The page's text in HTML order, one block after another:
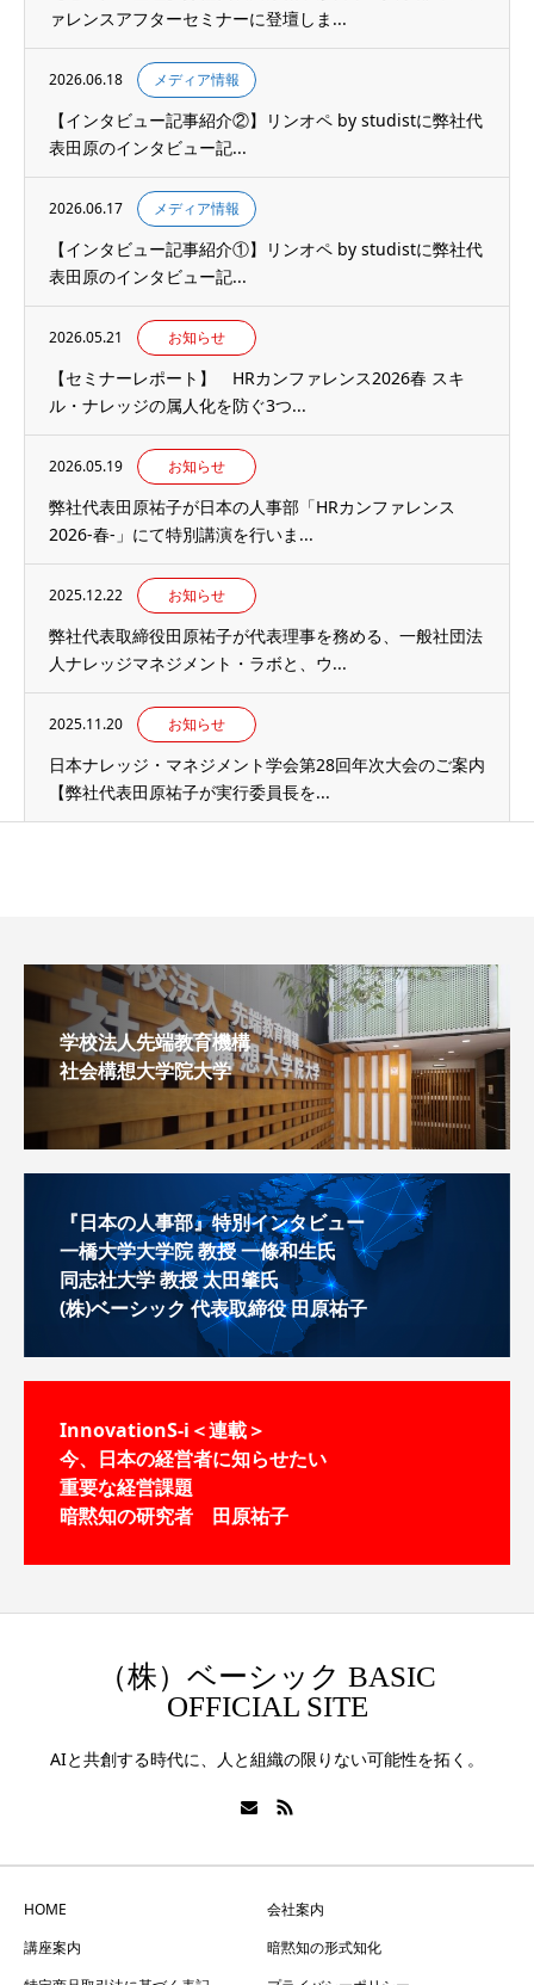
ァレンスアフターセミナーに登壇しま...
2026.06.18 メディア情報
【インタビュー記事紹介②】リンオペ by studistに弊社代
表田原のインタビュー記...
2026.06.17 メディア情報
【インタビュー記事紹介①】リンオペ by studistに弊社代
表田原のインタビュー記...
2026.05.21 お知らせ
【セミナーレポート】 HRカンファレンス2026春 スキ
ル・ナレッジの属人化を防ぐ3つ...
2026.05.19 お知らせ
弊社代表田原祐子が日本の人事部「HRカンファレンス
2026-春-」にて特別講演を行いま...
2025.12.22 お知らせ
弊社代表取締役田原祐子が代表理事を務める、一般社団法
人ナレッジマネジメント・ラボと、ウ...
2025.11.20 お知らせ
日本ナレッジ・マネジメント学会第28回年次大会のご案内
【弊社代表田原祐子が実行委員長を...
学校法人先端教育機構
社会構想大学院大学
『日本の人事部』特別インタビュー
一橋大学大学院 教授 一條和生氏
同志社大学 教授 太田肇氏
(株)ベーシック 代表取締役 田原祐子
InnovationS-i＜連載＞
今、日本の経営者に知らせたい
重要な経営課題
暗黙知の研究者 田原祐子
（株）ベーシック BASIC
OFFICIAL SITE
AIと共創する時代に、人と組織の限りない可能性を拓く。
HOME
会社案内
講座案内
暗黙知の形式知化